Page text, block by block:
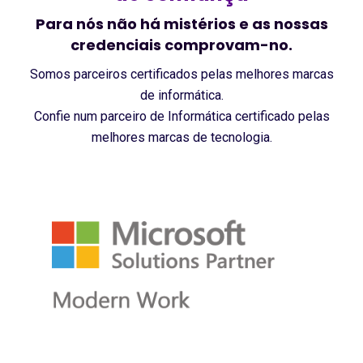
Para nós não há mistérios e as nossas
credenciais comprovam-no.
Somos parceiros certificados pelas melhores marcas
de informática.
Confie num parceiro de Informática certificado pelas
melhores marcas de tecnologia.